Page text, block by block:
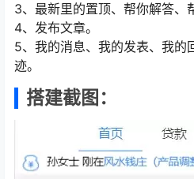
3、最新里的置顶、帮你解答、
4、发布文章。
5、我的消息、我的发表、我的
迹。
搭建截图：